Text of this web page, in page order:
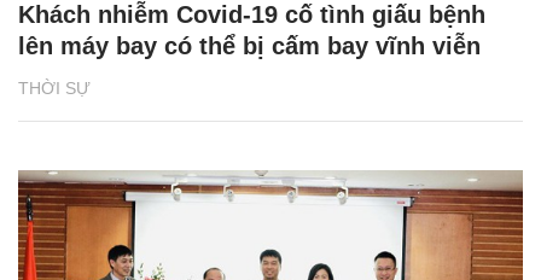
THỜI SỰ
Khách nhiễm Covid-19 cố tình giấu bệnh
lên máy bay có thể bị cấm bay vĩnh viễn